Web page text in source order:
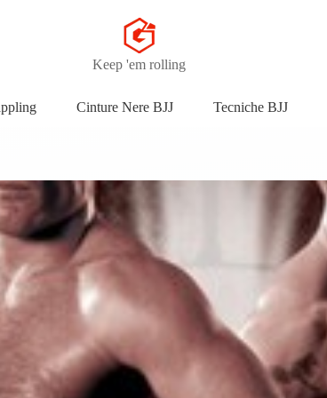
Keep 'em rolling
Cinture Nere BJJ Tecniche BJJ